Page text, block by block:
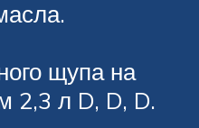
щупа на
2,3 л D, D, D.